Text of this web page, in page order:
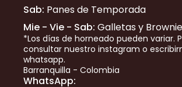
Sab: Panes de Temporada
Mie - Vie - Sab: Galletas y
*Los días de horneado pueden variar.
consultar nuestro instagram o
whatsapp.
Barranquilla - Colombia
WhatsApp: